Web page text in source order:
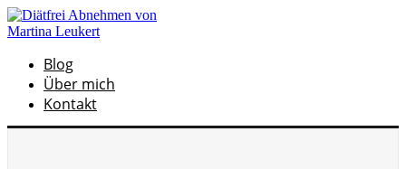
Blog
Über mich
Kontakt